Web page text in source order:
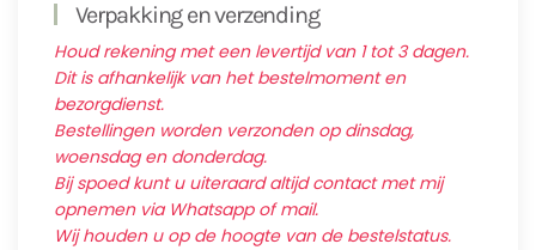
Verpakking en verzending
Houd rekening met een levertijd van 1 tot 3 dagen.
Dit is afhankelijk van het bestelmoment en
bezorgdienst.
Bestellingen worden verzonden op dinsdag,
woensdag en donderdag.
Bij spoed kunt u uiteraard altijd contact met mij
opnemen via Whatsapp of mail.
Wij houden u op de hoogte van de bestelstatus.